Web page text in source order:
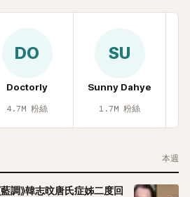
DO
Doctorly
4.7M 粉絲
SU
Sunny Dahye
1.7M 粉絲
本週
調》韓志旼唐氏症姊二度回